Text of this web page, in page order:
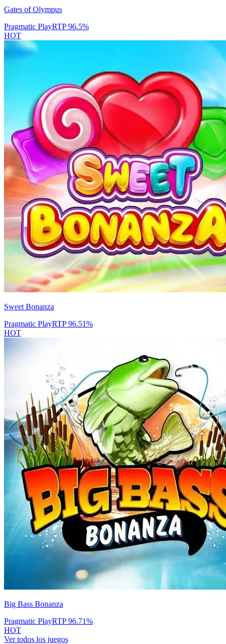
Gates of Olympus
Pragmatic PlayRTP96.5%
HOT
Sweet Bonanza
Pragmatic PlayRTP96.51%
HOT
Big Bass Bonanza
Pragmatic PlayRTP96.71%
HOT
Ver todos los juegos